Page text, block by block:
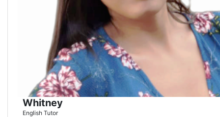
Whitney
English Tutor